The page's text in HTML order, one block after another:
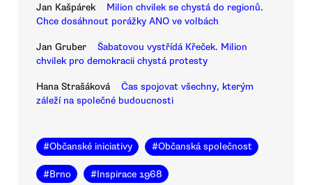
Jan Kašpárek
Milion chvilek se chystá do regionů.
Chce dosáhnout porážky ANO ve volbách
Jan Gruber
Šabatovou vystřídá Křeček. Milion
chvilek pro demokracii chystá protesty
Hana Strašáková
Čas spojovat všechny, kterým
záleží na společné budoucnosti
#Občanské iniciativy #Občanská společnost
#Brno #Inspirace 1968